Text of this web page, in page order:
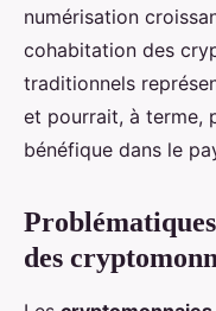
numérisation
cohabitation des
traditionnels
et pourrait, à terme,
bénéfique dans le
des